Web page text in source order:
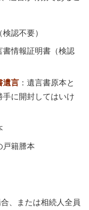
認不要）
書情報証明書（検認
遺言 ：遺言書原本と
に開封してはいけ
戸籍謄本
、または相続人全員